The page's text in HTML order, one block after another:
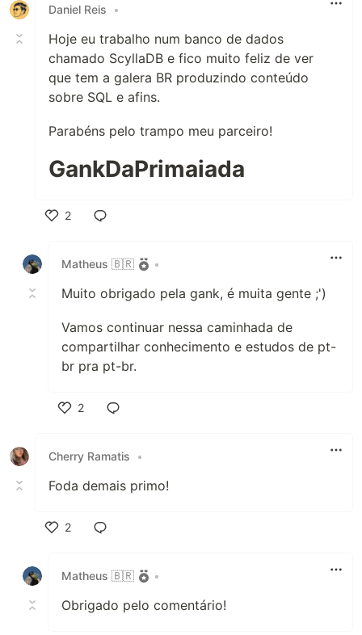
Daniel Reis •
Hoje eu trabalho num banco de dados
chamado ScyllaDB e fico muito feliz de ver
que tem a galera BR produzindo conteúdo
sobre SQL e afins.
Parabéns pelo trampo meu parceiro!
GankDaPrimaiada
2
Matheus 🇧🇷
•
Muito obrigado pela gank, é muita gente ;')
Vamos continuar nessa caminhada de
compartilhar conhecimento e estudos de pt-
br pra pt-br.
2
Cherry Ramatis
•
Foda demais primo!
2
Matheus 🇧🇷
•
Obrigado pelo comentário!